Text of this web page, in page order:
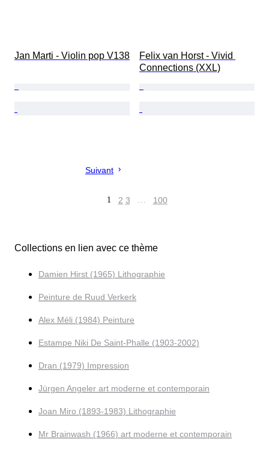
Jan Marti - Violin pop V138
Felix van Horst - Vivid
Connections (XXL)
Suivant
1 2 3 … 100
Collections en lien avec ce thème
Damien Hirst (1965) Lithographie
Peinture de Ruud Verkerk
Alex Méli (1984) Peinture
Estampe Niki De Saint-Phalle (1903-2002)
Dran (1979) Impression
Jürgen Angeler art moderne et contemporain
Joan Miro (1893-1983) Lithographie
Mr Brainwash (1966) art moderne et contemporain